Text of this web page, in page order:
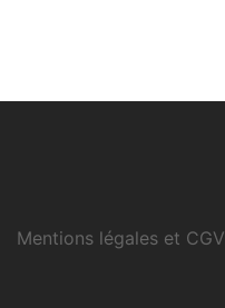
Mentions légales et CGV